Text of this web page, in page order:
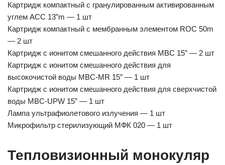
Картридж компактный с гранулированным активированным
углем ACC 13”m — 1 шт
Картридж компактный с мембранным элементом ROC 50m
— 2 шт
Картридж с ионитом смешанного действия MBC 15” — 2 шт
Картридж с ионитом смешанного действия для
высокочистой воды MBC-MR 15” — 1 шт
Картридж с ионитом смешанного действия для сверхчистой
воды MBC-UPW 15” — 1 шт
Лампа ультрафиолетового излучения — 1 шт
Микрофильтр стерилизующий МФК 020 — 1 шт
Тепловизионный монокуляр